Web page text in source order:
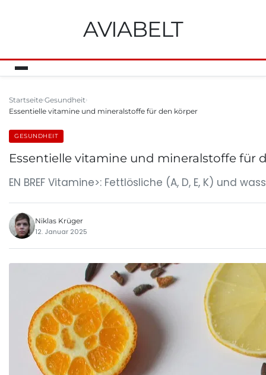
AVIABELT
Startseite Gesundheit
Essentielle vitamine und mineralstoffe für den körper
GESUNDHEIT
Essentielle vitamine und mineralstoffe für
EN BREF Vitamine>: Fettlösliche (A, D, E, K) und
Niklas Krüger
12. Januar 2025